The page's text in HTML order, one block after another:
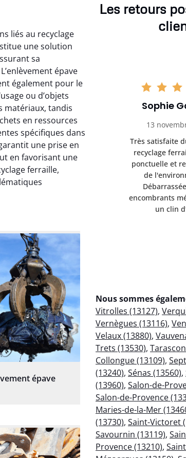
liés au recyclage
une solution
sa
épave
également pour le
ou d’objets
matériaux, tandis
en ressources
spécifiques dans
une prise en
en favorisant une
ferraille,
épave
Les retours
Meunier
21 octobre 2024
de recyclage efficace
Enlèvement
de ma vieille
et démarche
transparente. Je
Sophie
13
Très satisfaite
recyclage
ponctuelle et
de
encombrants
un clin
Nous sommes
Vitrolles (13127),
Vernègues (13116),
Velaux (13880),
Trets (13530),
Collongue (13109),
(13240), Sénas (13560),
(13960), Salon-de-
Salon-de-Provence
Maries-de-la-Mer
(13730), Saint-Victoret
Savournin (13119),
Provence (13210),